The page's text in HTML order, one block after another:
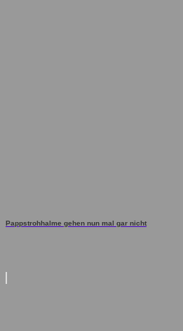
Pappstrohhalme gehen nun mal gar nicht